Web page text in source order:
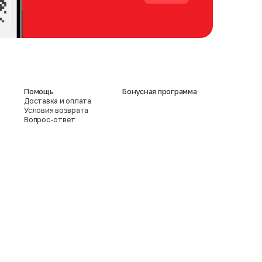
Помощь
Доставка и оплата
Условия возврата
Вопрос-ответ
Бонусная программа